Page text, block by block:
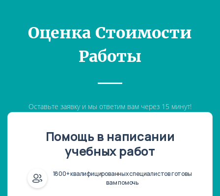
Оценка Стоимости
Работы
Оставьте заявку и мы ответим вам через 15 минут!
Помощь в написании
учебных работ
1800+ квалифицированных специалистов готовы
вам помочь